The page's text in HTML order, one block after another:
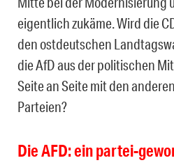
eigentlich zukäme. Wird die
den ostdeutschen
die AfD aus der politischen
Seite an Seite mit den
Parteien?
Die AFD: ein partei-